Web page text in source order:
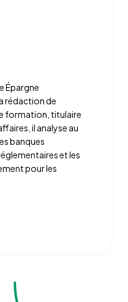
Épargne
rédaction de
formation, titulaire
il analyse au
banques
et les
pour les